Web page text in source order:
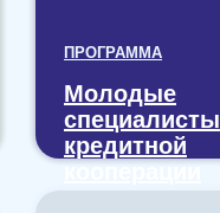
Молодые
специалисты
кредитной
кооперации
ПРОГРАММА